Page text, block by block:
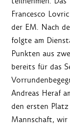
Francesco
der EM. Nach
folgte am
Punkten aus
bereits für das
Andreas Heraf
den ersten
Mannschaft, wir